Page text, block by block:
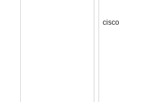
cisco